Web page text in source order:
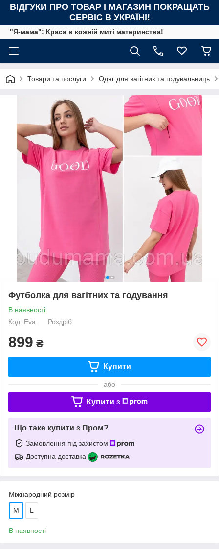
ВІДГУКИ ПРО ТОВАР І МАГАЗИН ПОКРАЩАТЬ
СЕРВІС В УКРАЇНІ!
"Я-мама": Краса в кожній миті материнства!
Товари та послуги Одяг для вагітних та годувальниць
Футболка для вагітних та годування
В наявності
Код: Eva
Роздріб
899 ₴
Купити
або
Купити з
Що таке купити з Пром?
Замовлення під захистом
Доступна доставка
Міжнародний розмір
M L
В наявності